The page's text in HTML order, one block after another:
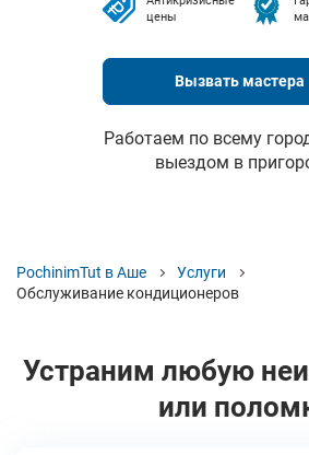
цены
Вызвать мастера
Работаем по всему
выездом в
PochinimTut в Аше
Услуги
Обслуживание кондиционеров
Устраним любую
или